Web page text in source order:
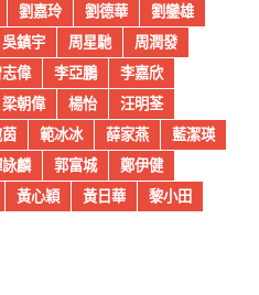
劉嘉玲 劉德華
劉鑾雄
吳鎮宇 周星馳
周潤發
志偉 李亞鵬
李嘉欣
梁朝偉 楊怡
汪明荃
範冰冰 薛家燕
藍潔瑛
麟 郭富城
鄭伊健
黃心穎 黃日華
黎小田